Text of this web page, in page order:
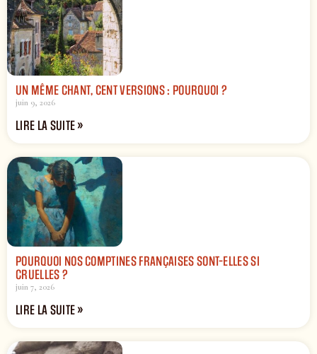
UN MÊME CHANT, CENT VERSIONS : POURQUOI ?
juin 9, 2026
LIRE LA SUITE »
POURQUOI NOS COMPTINES FRANÇAISES SONT-ELLES SI
CRUELLES ?
juin 7, 2026
LIRE LA SUITE »